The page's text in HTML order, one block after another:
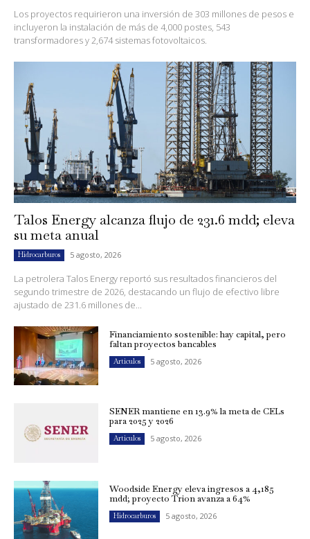
Los proyectos requirieron una inversión de 303 millones de pesos e
incluyeron la instalación de más de 4,000 postes, 543
transformadores y 2,674 sistemas fotovoltaicos.
Talos Energy alcanza flujo de 231.6 mdd; eleva
su meta anual
Hidrocarburos 5 agosto, 2026
La petrolera Talos Energy reportó sus resultados financieros del
segundo trimestre de 2026, destacando un flujo de efectivo libre
ajustado de 231.6 millones de...
Financiamiento sostenible: hay capital, pero
faltan proyectos bancables
Artículos 5 agosto, 2026
SENER mantiene en 13.9% la meta de CELs
para 2025 y 2026
Artículos 5 agosto, 2026
Woodside Energy eleva ingresos a 4,185
mdd; proyecto Trion avanza a 64%
Hidrocarburos 5 agosto, 2026